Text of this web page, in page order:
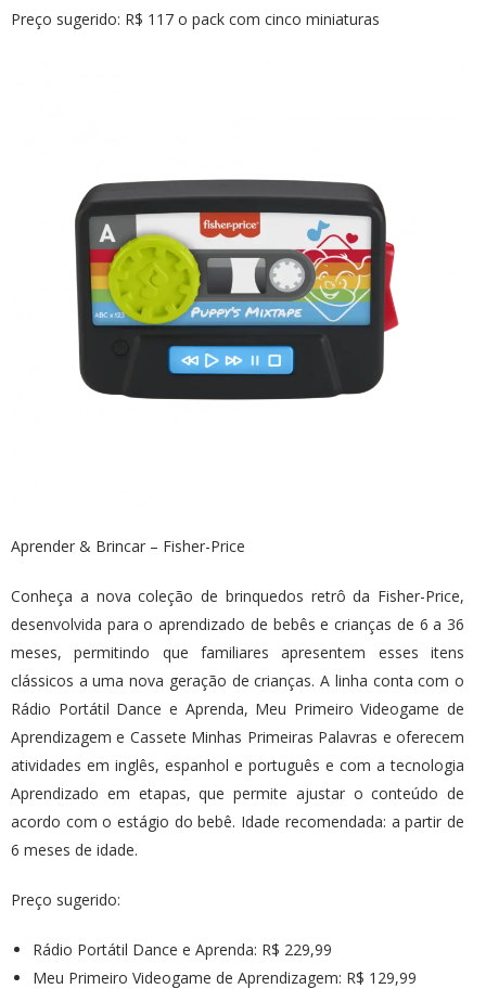
Preço sugerido: R$ 117 o pack com cinco miniaturas
Aprender & Brincar – Fisher-Price
Conheça a nova coleção de brinquedos retrô da Fisher-Price,
desenvolvida para o aprendizado de bebês e crianças de 6 a 36
meses, permitindo que familiares apresentem esses itens
clássicos a uma nova geração de crianças. A linha conta com o
Rádio Portátil Dance e Aprenda, Meu Primeiro Videogame de
Aprendizagem e Cassete Minhas Primeiras Palavras e oferecem
atividades em inglês, espanhol e português e com a tecnologia
Aprendizado em etapas, que permite ajustar o conteúdo de
acordo com o estágio do bebê. Idade recomendada: a partir de
6 meses de idade.
Preço sugerido:
Rádio Portátil Dance e Aprenda: R$ 229,99
Meu Primeiro Videogame de Aprendizagem: R$ 129,99